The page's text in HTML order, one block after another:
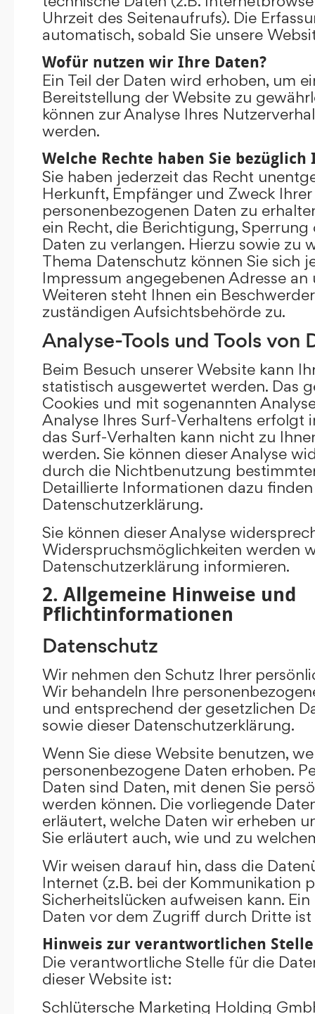
Uhrzeit des Seitenaufrufs). Die
automatisch, sobald Sie unsere
Wofür nutzen wir Ihre Daten?
Ein Teil der Daten wird erhoben, um
Bereitstellung der Website zu
können zur Analyse Ihres
werden.
Welche Rechte haben Sie bezüglich
Sie haben jederzeit das Recht
Herkunft, Empfänger und Zweck
personenbezogenen Daten zu
ein Recht, die Berichtigung,
Daten zu verlangen. Hierzu sowie zu
Thema Datenschutz können Sie sich
Impressum angegebenen Adresse an
Weiteren steht Ihnen ein
zuständigen Aufsichtsbehörde zu.
Analyse-Tools und Tools von
Beim Besuch unserer Website kann
statistisch ausgewertet werden. Das
Cookies und mit sogenannten
Analyse Ihres Surf-Verhaltens erfolgt
das Surf-Verhalten kann nicht zu
werden. Sie können dieser Analyse
durch die Nichtbenutzung
Detaillierte Informationen dazu
Datenschutzerklärung.
Sie können dieser Analyse
Widerspruchsmöglichkeiten werden
Datenschutzerklärung informieren.
2. Allgemeine Hinweise und
Pflichtinformationen
Datenschutz
Wir nehmen den Schutz Ihrer
Wir behandeln Ihre
und entsprechend der gesetzlichen
sowie dieser Datenschutzerklärung.
Wenn Sie diese Website benutzen,
personenbezogene Daten erhoben.
Daten sind Daten, mit denen Sie
werden können. Die vorliegende
erläutert, welche Daten wir erheben
Sie erläutert auch, wie und zu
Wir weisen darauf hin, dass die
Internet (z.B. bei der Kommunikation
Sicherheitslücken aufweisen kann.
Daten vor dem Zugriff durch Dritte
Hinweis zur verantwortlichen Stelle
Die verantwortliche Stelle für die
dieser Website ist:
Schlütersche Marketing Holding